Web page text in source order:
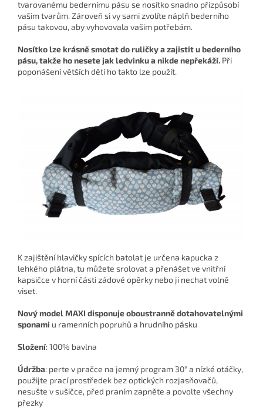
tvarovanému bedernímu pásu se nosítko snadno přizpůsobí
vašim tvarům. Zároveň si vy sami zvolíte náplň bederního
pásu takovou, aby vyhovovala vašim potřebám.
Nosítko lze krásně smotat do ruličky a zajistit u bederního
pásu, takže ho nesete jak ledvinku a nikde nepřekáží. Při
poponášení větších dětí ho takto lze použít.
K zajištění hlavičky spících batolat je určena kapucka z
lehkého plátna, tu můžete srolovat a přenášet ve vnitřní
kapsičce v horní části zádové opěrky nebo ji nechat volně
viset.
Nový model MAXI disponuje oboustranně dotahovatelnými
sponami u ramenních popruhů a hrudního pásku
Složení:100% bavlna
Údržba: perte v pračce na jemný program 30° a nízké otáčky,
použijte prací prostředek bez optických rozjasňovačů,
nesušte v sušičce, před praním zapněte a povolte všechny
přezky